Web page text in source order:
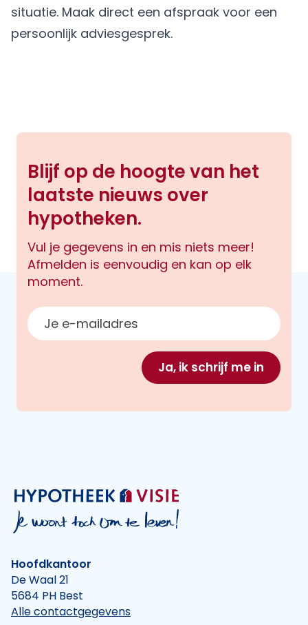
situatie. Maak direct een afspraak voor een
persoonlijk adviesgesprek.
Blijf op de hoogte van het
laatste nieuws over
hypotheken.
Vul je gegevens in en mis niets meer!
Afmelden is eenvoudig en kan op elk
moment.
E-mailadres
Ja, ik schrijf me in
Hoofdkantoor
De Waal 21
5684 PH Best
Alle contactgegevens